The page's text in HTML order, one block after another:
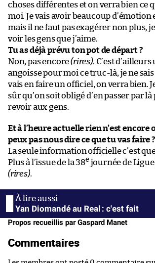
choses différentes et on verra bien ce
moi. Je vais avoir beaucoup d’émotion
mais il ne faut pas exagérer non plus,
voir les gens que j’aime.
Tu as déjà prévu ton pot de départ ?
Non, pas encore(rires). C’est
angoisse pour moi ce truc-là, je ne sais
vais en faire un officiel, on verra bien.
sûr qu’on soit obligé d’en passer par
revoir aux gens.
Et à l’heure actuelle rien n’est encore
peux pas nous dire ce que tu vas faire ?
La seule information officielle c’est
Plus à l’issue de la 38e journée de Ligue
(rires).
Yan Diomandé au Real : c'est fait
Propos recueillis par Gaspard Manet
Commentaires